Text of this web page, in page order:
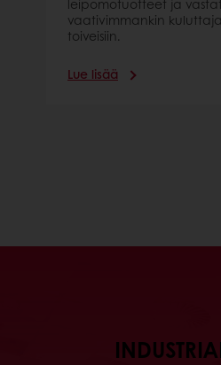
vaativimmankin
toiveisiin.
Lue lisää